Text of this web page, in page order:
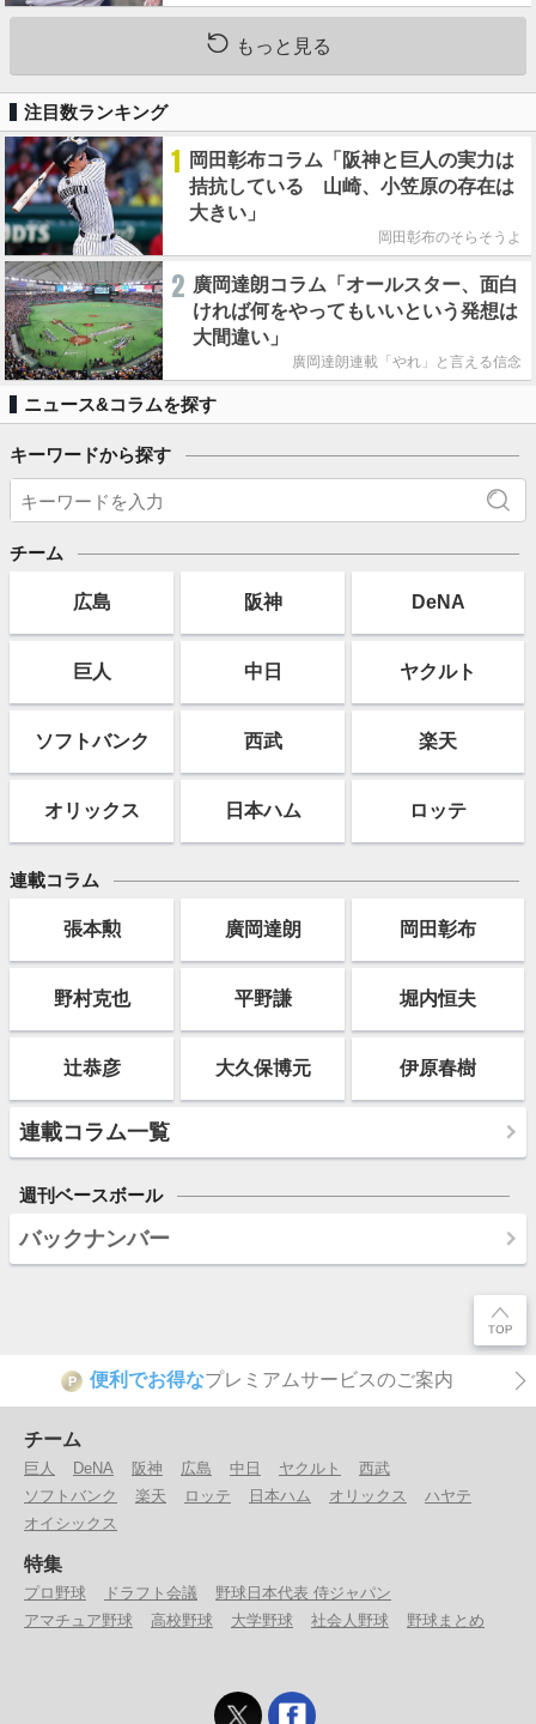
もっと見る
注目数ランキング
1
岡田彰布コラム「阪神と巨人の実力は
拮抗している 山崎、小笠原の存在は
大きい」
岡田彰布のそらそうよ
2 廣岡達朗コラム「オールスター、面白
ければ何をやってもいいという発想は
大間違い」
廣岡達朗連載「やれ」と言える信念
ニュース&コラムを探す
キーワードから探す
チーム
広島 阪神 DeNA
巨人 中日 ヤクルト
ソフトバンク 西武 楽天
オリックス 日本ハム ロッテ
連載コラム
張本勲 廣岡達朗 岡田彰布
野村克也 平野謙 堀内恒夫
辻恭彦 大久保博元 伊原春樹
連載コラム一覧
週刊ベースボール
バックナンバー
P 便利でお得なプレミアムサービスのご案内
チーム
巨人 DeNA 阪神 広島 中日 ヤクルト
西武
ソフトバンク
楽天 ロッテ 日本ハム オリックス
ハヤテ
オイシックス
特集
プロ野球 ドラフト会議
野球日本代表 侍ジャパン
アマチュア野球
高校野球 大学野球 社会人野球 野球まとめ